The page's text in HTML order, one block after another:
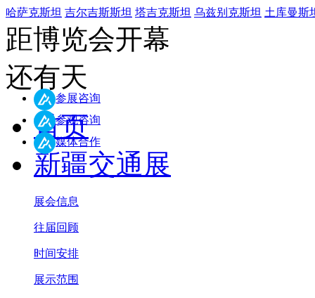
哈萨克斯坦 吉尔吉斯斯坦 塔吉克斯坦 乌兹别克斯坦 土库曼斯
距博览会开幕
还有天
首页
新疆交通展
展会信息
往届回顾
时间安排
展示范围
参展咨询
参观咨询
媒体合作